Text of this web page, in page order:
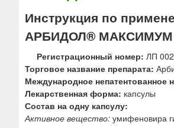
Д
О
®
п
о
р
о
ш
Инструкция по
АРБИДОЛ® МАКСИМУМ
Регистрационный номер: ЛП
Торговое название препарата:
Международное непатентованное
Лекарственная форма: капсулы
Состав на одну капсулу:
Активное вещество: умифеновира